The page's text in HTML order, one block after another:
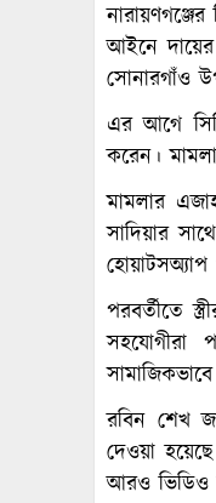
আইনে
সোনারগাঁও
এর আগে
করেন।
মামলার
সাদিয়ার
পরবর্তীতে
সহযোগীরা
রবিন শেখ
দেওয়া
আরও ভিডিও